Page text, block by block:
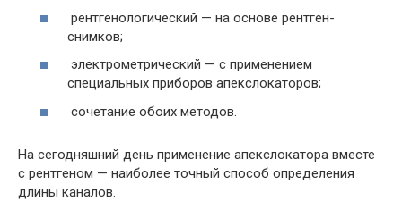
рентгенологический — на основе рентген-
снимков;
электрометрический — с применением
специальных приборов апекслокаторов;
сочетание обоих методов.
На сегодняшний день применение апекслокатора вместе
с рентгеном — наиболее точный способ определения
длины каналов.